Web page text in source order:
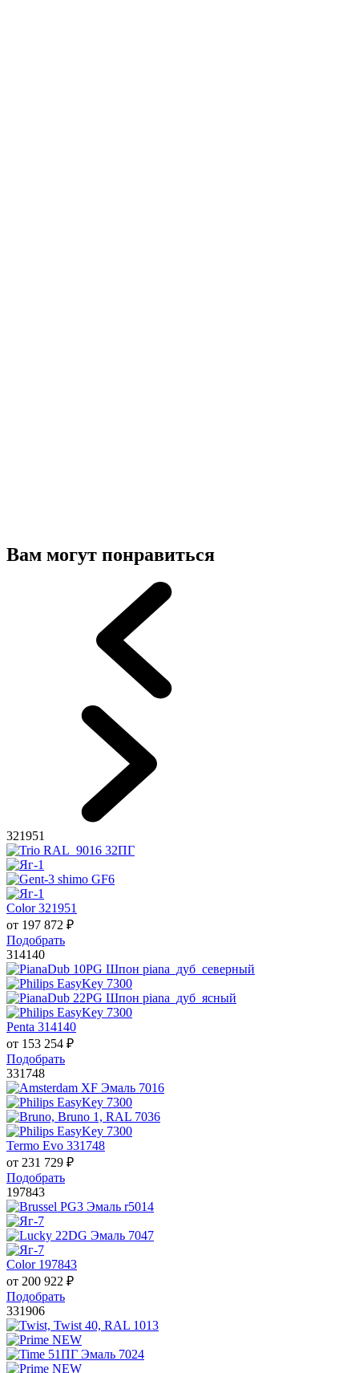
Вам могут понравиться
321951
Color 321951
от 197 872 ₽
Подобрать
314140
Penta 314140
от 153 254 ₽
Подобрать
331748
Termo Evo 331748
от 231 729 ₽
Подобрать
197843
Color 197843
от 200 922 ₽
Подобрать
331906